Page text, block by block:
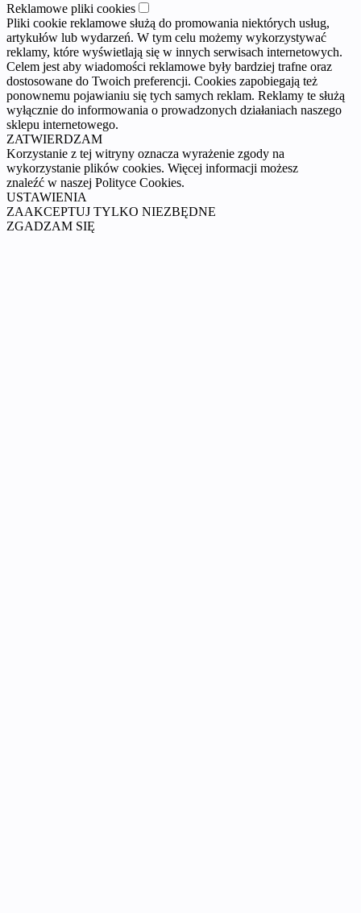
Reklamowe pliki cookies
Pliki cookie reklamowe służą do promowania niektórych usług,
artykułów lub wydarzeń. W tym celu możemy wykorzystywać
reklamy, które wyświetlają się w innych serwisach internetowych.
Celem jest aby wiadomości reklamowe były bardziej trafne oraz
dostosowane do Twoich preferencji. Cookies zapobiegają też
ponownemu pojawianiu się tych samych reklam. Reklamy te służą
wyłącznie do informowania o prowadzonych działaniach naszego
sklepu internetowego.
ZATWIERDZAM
Korzystanie z tej witryny oznacza wyrażenie zgody na
wykorzystanie plików cookies. Więcej informacji możesz
znaleźć w naszej Polityce Cookies.
USTAWIENIA
ZAAKCEPTUJ TYLKO NIEZBĘDNE
ZGADZAM SIĘ